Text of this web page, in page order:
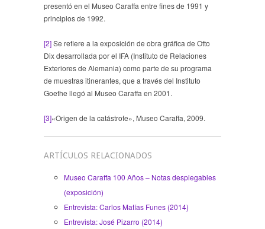
presentó en el Museo Caraffa entre fines de 1991 y
principios de 1992.
[2]Se refiere a la exposición de obra gráfica de Otto
Dix desarrollada por el IFA (Instituto de Relaciones
Exteriores de Alemania) como parte de su programa
de muestras itinerantes, que a través del Instituto
Goethe llegó al Museo Caraffa en 2001.
[3]«Origen de la catástrofe», Museo Caraffa, 2009.
ARTÍCULOS RELACIONADOS
Museo Caraffa 100 Años – Notas desplegables
(exposición)
Entrevista: Carlos Matías Funes (2014)
Entrevista: José Pizarro (2014)